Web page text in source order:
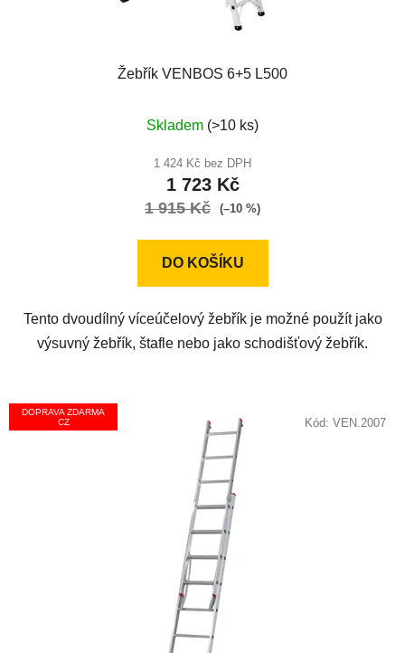
Žebřík VENBOS 6+5 L500
hodnocení
produktu
je
5,0
5
Skladem (>10 ks)
1 424 Kč bez DPH
1 723 Kč
1 915 Kč (–10 %)
DO KOŠÍKU
Tento dvoudílný víceúčelový žebřík je možné použít jako
výsuvný žebřík, štafle nebo jako schodišťový žebřík.
DOPRAVA ZDARMA
CZ
Kód: VEN.2007